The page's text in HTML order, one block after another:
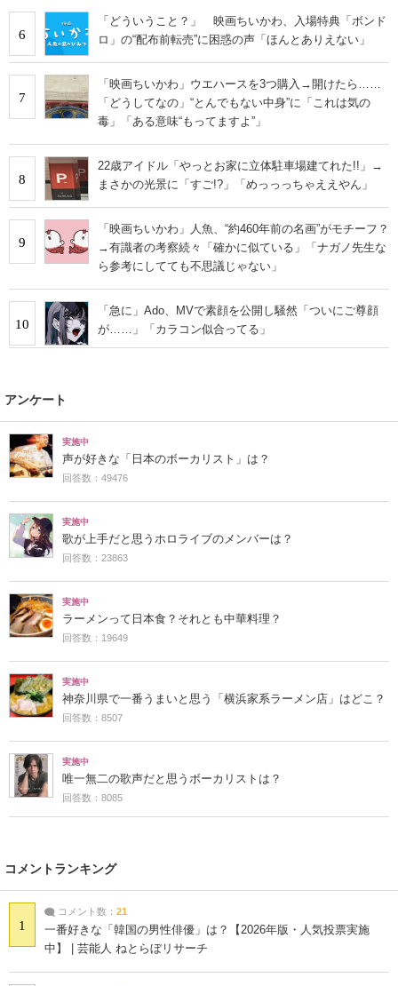
6
「どういうこと？」 映画ちいかわ、入場特典「ボンド
ロ」の“配布前転売”に困惑の声「ほんとありえない」
7
「映画ちいかわ」ウエハースを3つ購入→開けたら……
「どうしてなの」“とんでもない中身”に「これは気の
毒」「ある意味“もってますよ”」
8
22歳アイドル「やっとお家に立体駐車場建てれた!!」→
まさかの光景に「すご!?」「めっっっちゃええやん」
9
「映画ちいかわ」人魚、“約460年前の名画”がモチーフ？
→有識者の考察続々「確かに似ている」「ナガノ先生な
ら参考にしてても不思議じゃない」
10
「急に」Ado、MVで素顔を公開し騒然「ついにご尊顔
が……」「カラコン似合ってる」
アンケート
実施中
声が好きな「日本のボーカリスト」は？
回答数：49476
実施中
歌が上手だと思うホロライブのメンバーは？
回答数：23863
実施中
ラーメンって日本食？それとも中華料理？
回答数：19649
実施中
神奈川県で一番うまいと思う「横浜家系ラーメン店」はどこ？
回答数：8507
実施中
唯一無二の歌声だと思うボーカリストは？
回答数：8085
コメントランキング
1
コメント数： 21
一番好きな「韓国の男性俳優」は？【2026年版・人気投票実施
中】 | 芸能人 ねとらぼリサーチ